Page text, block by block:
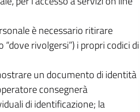
è necessario ritirare
rivolgersi”) i propri codici di
un documento di identità
consegnerà
di identificazione; la